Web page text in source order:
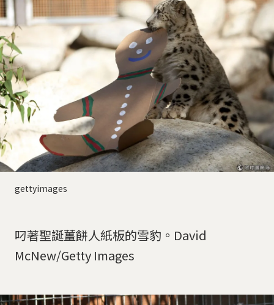
gettyimages
叼著聖誕薑餅人紙板的雪豹。David
McNew/Getty Images